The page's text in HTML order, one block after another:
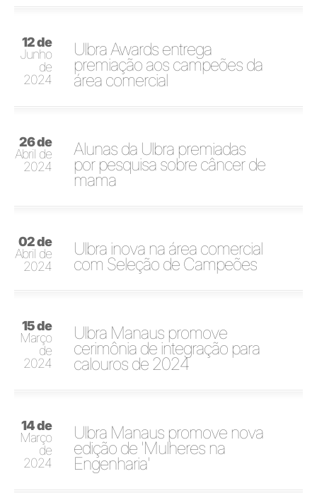
12 de
Junho
de
2024
Ulbra Awards entrega
premiação aos campeões da
área comercial
26 de
Abril de
2024
Alunas da Ulbra premiadas
por pesquisa sobre câncer de
mama
02 de
Abril de
2024
Ulbra inova na área comercial
com Seleção de Campeões
15 de
Março
de
2024
Ulbra Manaus promove
cerimônia de integração para
calouros de 2024
14 de
Março
de
2024
Ulbra Manaus promove nova
edição de 'Mulheres na
Engenharia'